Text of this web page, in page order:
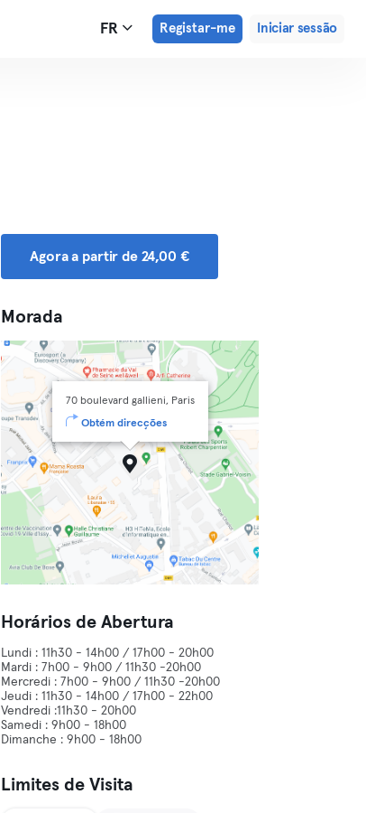
FR Registar-me Iniciar sessão
Agora a partir de 24,00 €
Morada
70 boulevard gallieni, Paris
Obtém direcções
Horários de Abertura
Lundi : 11h30 - 14h00 / 17h00 - 20h00
Mardi : 7h00 - 9h00 / 11h30 -20h00
Mercredi : 7h00 - 9h00 / 11h30 -20h00
Jeudi : 11h30 - 14h00 / 17h00 - 22h00
Vendredi :11h30 - 20h00
Samedi : 9h00 - 18h00
Dimanche : 9h00 - 18h00
Limites de Visita